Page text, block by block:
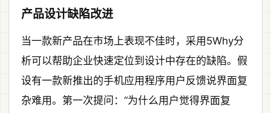
产品设计缺陷改进
当一款新产品在市场上表现不佳时，采用5Why分
析可以帮助企业快速定位到设计中存在的缺陷。假
设有一款新推出的手机应用程序用户反馈说界面复
杂难用。第一次提问：“为什么用户觉得界面复